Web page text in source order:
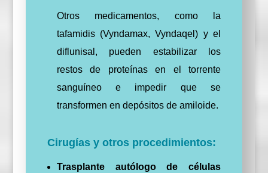
Otros medicamentos, como la
tafamidis (Vyndamax, Vyndaqel) y el
diflunisal, pueden estabilizar los
restos de proteínas en el torrente
sanguíneo e impedir que se
transformen en depósitos de amiloide.
Cirugías y otros procedimientos:
Trasplante autólogo de células